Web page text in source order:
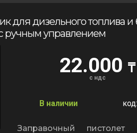
для дизельного топлива и
с ручным управлением
22.000 ₸
с ндс
В наличии
Заправочный пистолет